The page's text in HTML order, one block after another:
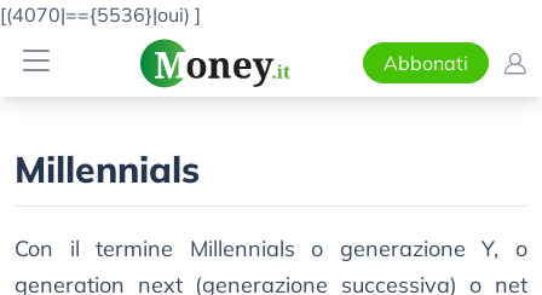
[(4070|=={5536}|oui) ]
Abbonati
Millennials
Con il termine Millennials o generazione Y, o
generation next (generazione successiva) o net